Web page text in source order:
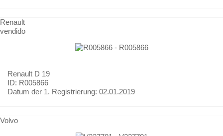
Renault
vendido
Renault D 19
ID: R005866
Datum der 1. Registrierung: 02.01.2019
Volvo